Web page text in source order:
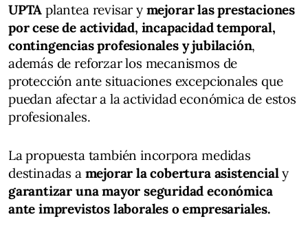
UPTA plantea revisar y mejorar las prestaciones
por cese de actividad, incapacidad temporal,
contingencias profesionales y jubilación,
además de reforzar los mecanismos de
protección ante situaciones excepcionales que
puedan afectar a la actividad económica de estos
profesionales.
La propuesta también incorpora medidas
destinadas a mejorar la cobertura asistencialy
garantizar una mayor seguridad económica
ante imprevistos laborales o empresariales.